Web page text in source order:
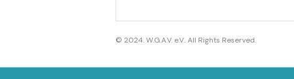
© 2024. W.G.A.V. e.V.. All Rights Reserved.